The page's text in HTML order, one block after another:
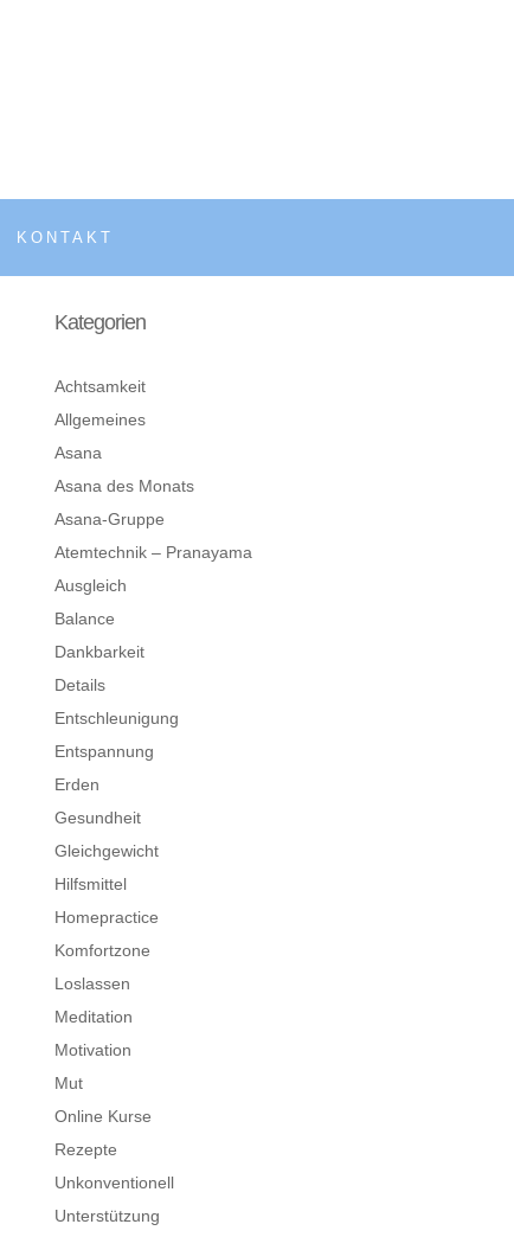
KONTAKT
Kategorien
Achtsamkeit
Allgemeines
Asana
Asana des Monats
Asana-Gruppe
Atemtechnik – Pranayama
Ausgleich
Balance
Dankbarkeit
Details
Entschleunigung
Entspannung
Erden
Gesundheit
Gleichgewicht
Hilfsmittel
Homepractice
Komfortzone
Loslassen
Meditation
Motivation
Mut
Online Kurse
Rezepte
Unkonventionell
Unterstützung